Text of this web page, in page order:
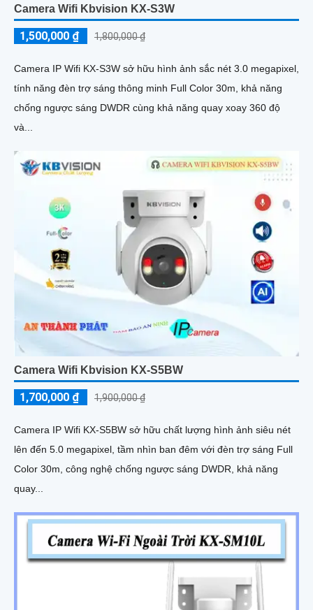
Camera Wifi Kbvision KX-S3W
1,500,000 ₫ 1,800,000 ₫
Camera IP Wifi KX-S3W sở hữu hình ảnh sắc nét 3.0 megapixel,
tính năng đèn trợ sáng thông minh Full Color 30m, khả năng
chống ngược sáng DWDR cùng khả năng quay xoay 360 độ
và...
Camera Wifi Kbvision KX-S5BW
1,700,000 ₫ 1,900,000 ₫
Camera IP Wifi KX-S5BW sở hữu chất lượng hình ảnh siêu nét
lên đến 5.0 megapixel, tầm nhìn ban đêm với đèn trợ sáng Full
Color 30m, công nghệ chống ngược sáng DWDR, khả năng
quay...